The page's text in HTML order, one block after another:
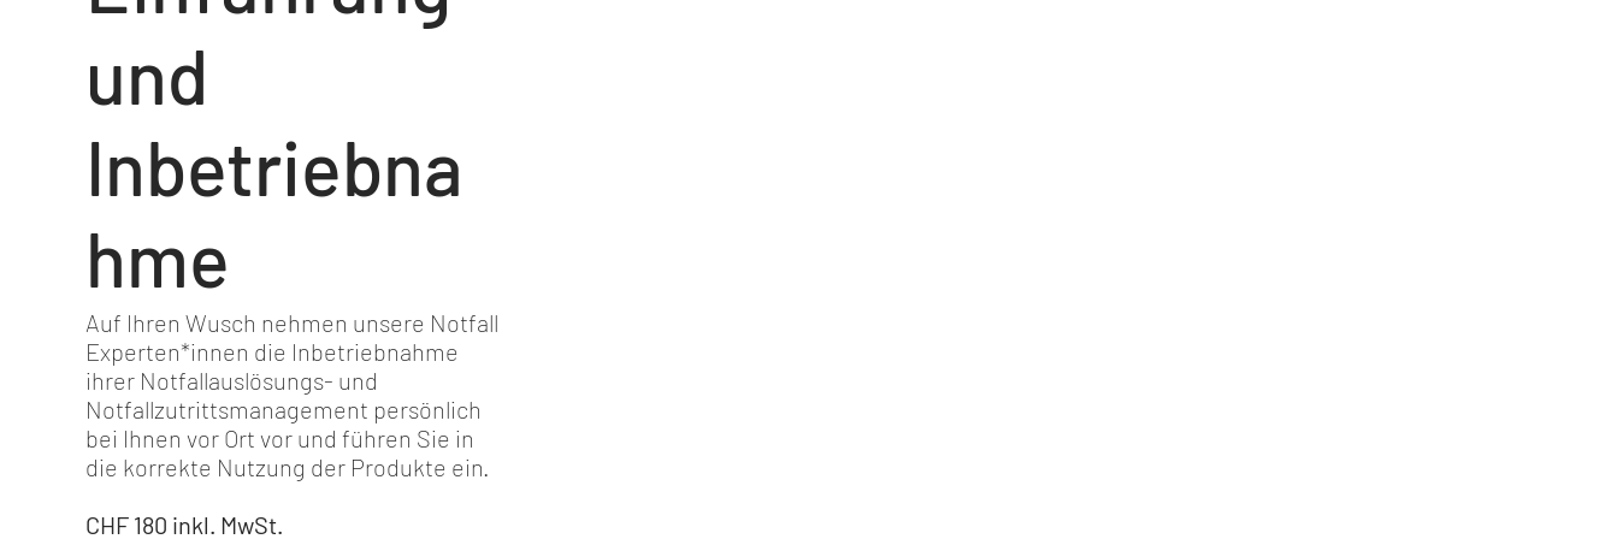
und
Inbetriebna
hme
Auf Ihren Wusch nehmen unsere Notfall
Experten*innen die Inbetriebnahme
ihrer Notfallauslösungs- und
Notfallzutrittsmanagement persönlich
bei Ihnen vor Ort vor und führen Sie in
die korrekte Nutzung der Produkte ein.
CHF 180 inkl. MwSt.